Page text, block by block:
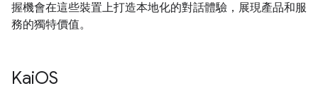
握機會在這些裝置上打造本地化的對話體驗，展現產品和服
務的獨特價值。
KaiOS